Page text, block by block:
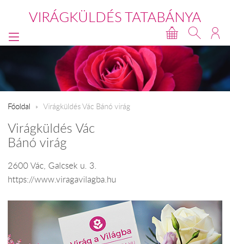
VIRÁGKÜLDÉS TATABÁNYA
Főoldal Virágküldés Vác Bánó virág
Virágküldés Vác
Bánó virág
2600 Vác, Galcsek u. 3.
https://www.viragavilagba.hu